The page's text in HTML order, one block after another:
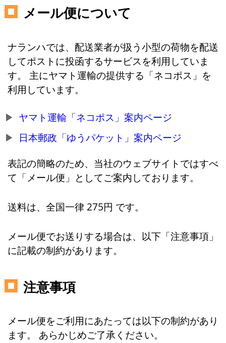
メール便について
ナランハでは、配送業者が扱う小型の荷物を配送
してポストに投函するサービスを利用していま
す。 主にヤマト運輸の提供する「ネコポス」を
利用しています。
ヤマト運輸「ネコポス」案内ページ
日本郵政「ゆうパケット」案内ページ
表記の簡略のため、当社のウェブサイトではすべ
て「メール便」としてご案内しております。
送料は、全国一律 275円 です。
メール便でお送りする場合は、以下「注意事項」
に記載の制約があります。
注意事項
メール便をご利用にあたっては以下の制約があり
ます。 あらかじめご了承ください。